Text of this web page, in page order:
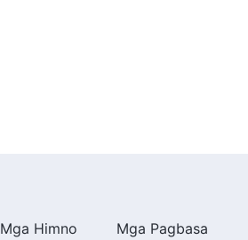
Mga Himno Mga Pagbasa